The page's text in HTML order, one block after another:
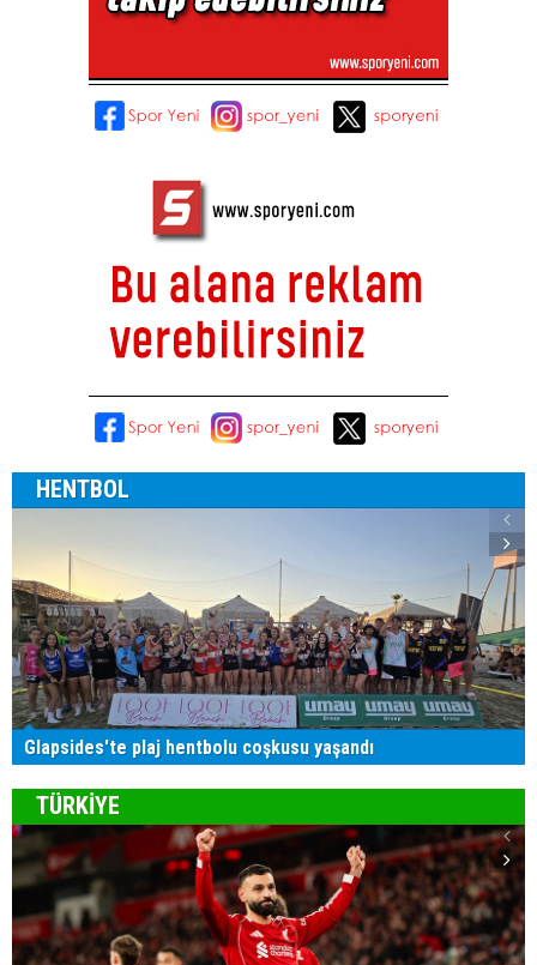
HENTBOL
Glapsides'te plaj hentbolu coşkusu yaşandı
TÜRKİYE